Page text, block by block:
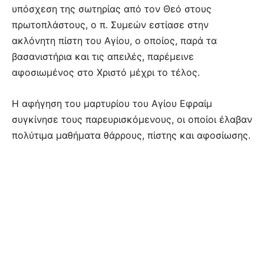
υπόσχεση της σωτηρίας από τον Θεό στους
πρωτοπλάστους, ο π. Συμεών εστίασε στην
ακλόνητη πίστη του Αγίου, ο οποίος, παρά τα
βασανιστήρια και τις απειλές, παρέμεινε
αφοσιωμένος στο Χριστό μέχρι το τέλος.
Η αφήγηση του μαρτυρίου του Αγίου Εφραίμ
συγκίνησε τους παρευρισκόμενους, οι οποίοι έλαβαν
πολύτιμα μαθήματα θάρρους, πίστης και αφοσίωσης.